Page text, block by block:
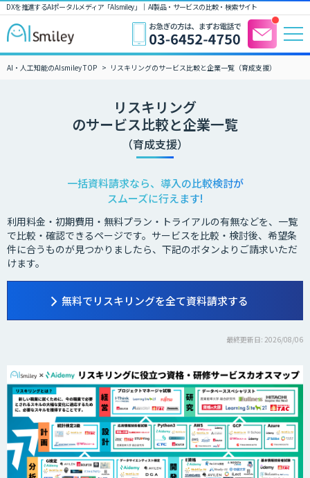
DXを推進するAIポータルメディア「AIsmiley」｜ AI製品・サービスの比較・検索サイト
AI・人工知能のAIsmiley TOP リスキリングのサービス比較と企業一覧（育成支援）
リスキリング
のサービス比較と企業一覧
（育成支援）
一括資料請求なら、導入の比較検討が
スムーズに行えます!
利用料金・初期費用・無料プラン・トライアルの有無などを、一覧
で比較・確認できるページです。サービスを比較・検討後、希望条
件に合うものが見つかりましたら、下記のボタンよりご請求いただ
けます。
無料でリスキリングを全て資料請求する
最終更新日: 2026/08/06